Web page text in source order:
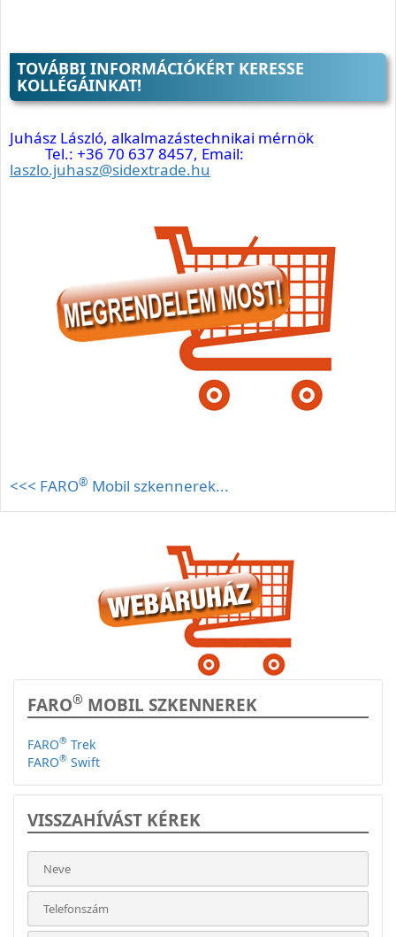
TOVÁBBI INFORMÁCIÓKÉRT KERESSE
KOLLÉGÁINKAT!
Juhász László, alkalmazástechnikai mérnök
Tel.: +36 70 637 8457, Email:
laszlo.juhasz@sidextrade.hu
<<< FARO® Mobil szkennerek...
FARO® MOBIL SZKENNEREK
FARO® Trek
FARO® Swift
VISSZAHÍVÁST KÉREK